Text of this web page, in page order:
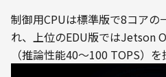
制御用CPUは標準版で8コアの
れ、上位のEDU版ではJetson
（推論性能40～100 TOPS）を